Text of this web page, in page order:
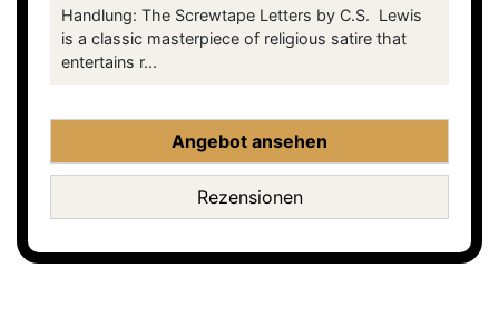
Handlung: The Screwtape Letters by C.S. Lewis
is a classic masterpiece of religious satire that
entertains r...
Angebot ansehen
Rezensionen